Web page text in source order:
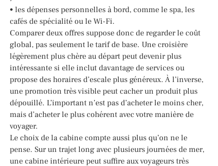
• les dépenses personnelles à bord, comme le spa, les
cafés de spécialité ou le Wi-Fi.
Comparer deux offres suppose donc de regarder le coût
global, pas seulement le tarif de base. Une croisière
légèrement plus chère au départ peut devenir plus
intéressante si elle inclut davantage de services ou
propose des horaires d’escale plus généreux. À l’inverse,
une promotion très visible peut cacher un produit plus
dépouillé. L’important n’est pas d’acheter le moins cher,
mais d’acheter le plus cohérent avec votre manière de
voyager.
Le choix de la cabine compte aussi plus qu’on ne le
pense. Sur un trajet long avec plusieurs journées de mer,
une cabine intérieure peut suffire aux voyageurs très